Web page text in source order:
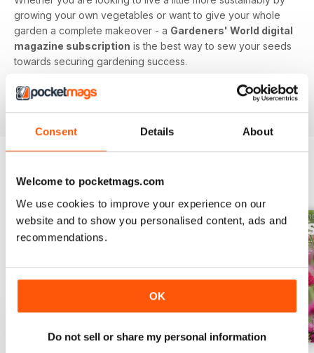
Consent Details About
Welcome to pocketmags.com
We use cookies to improve your experience on our
website and to show you personalised content, ads and
recommendations.
OK
Do not sell or share my personal information
growing your own vegetables or want to give your whole
garden a complete makeover - a Gardeners' World digital
magazine subscription is the best way to sew your seeds
towards securing gardening success.
Get your green fingers working. Download the latest
EDIZIONI INDIETRO